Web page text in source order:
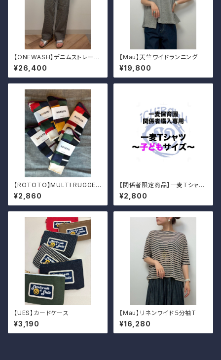
【ONEWASH】デニムストレート
パンツ
¥26,400
【Mau】天竺ワイドランニング
¥19,800
【ROTOTO】MULTI RUGGER
PATTERN CREW
¥2,860
【関係者限定商品】一麦Tシャツ
（子どもサイズ）
¥2,800
【UES】カードケース
¥3,190
【Mau】リネンワイド５分袖T
¥16,280